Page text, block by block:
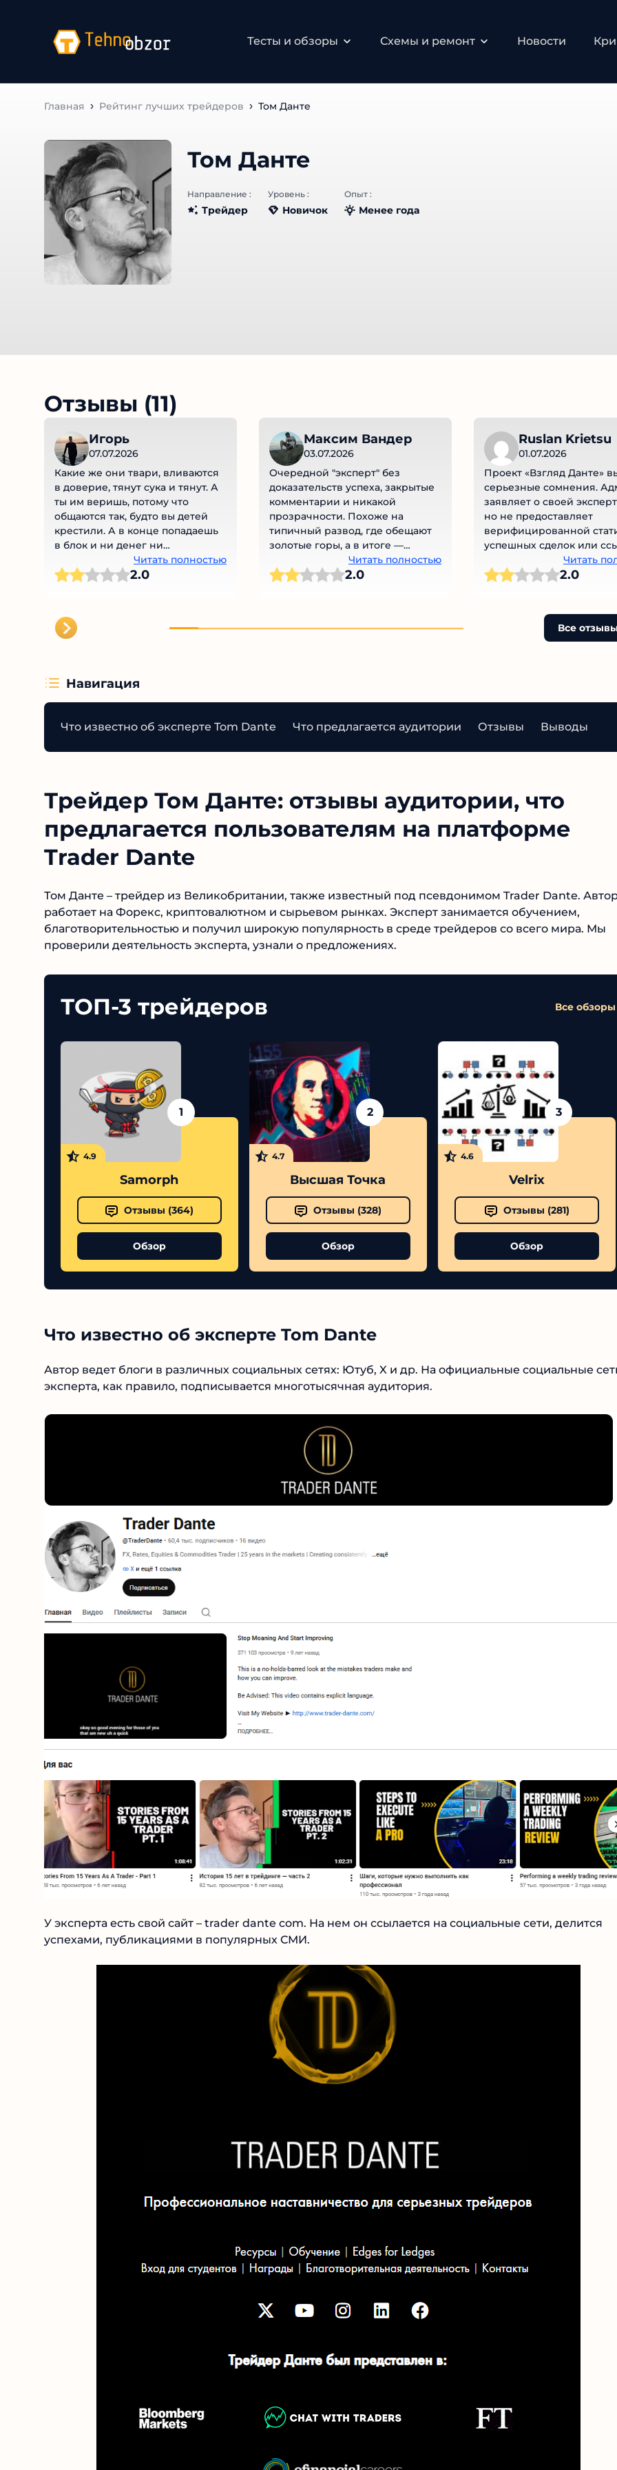
Тесты и обзоры Схемы и ремонт Новости
Главная Рейтинг лучших трейдеров Том Данте
Том Данте
Направление :
Трейдер
Уровень :
Новичок
Опыт :
Менее года
Отзывы (11)
Игорь
07.07.2026
Какие же они твари, вливаются
в доверие, тянут сука и тянут. А
ты им веришь, потому что
общаются так, будто вы детей
крестили. А в конце попадаешь
в блок и ни денег ни
вымышленного кума нет. Я прям
разочарован.
Читать полностью
2.0
Максим Вандер
03.07.2026
Очередной "эксперт" без
доказательств успеха, закрытые
комментарии и никакой
прозрачности. Похоже на
типичный развод, где обещают
золотые горы, а в итоге —
Читать полностью
2.0
Ruslan Krietsu
01.07.2026
Проект «Взгляд Данте»
серьезные сомнения.
заявляет о своей
но не предоставляет
верифицированной
успешных сделок или
портфель активов.
под публикациями
лицензии и
также негативные отзывы
подобным проектам.
Читать
2.0
Все отзывы
Навигация
Что известно об эксперте Tom Dante Что предлагается аудитории Отзывы Выводы
Трейдер Том Данте: отзывы аудитории, что
предлагается пользователям на платформе
Trader Dante
Том Данте – трейдер из Великобритании, также известный под псевдонимом Trader Dante. Автор
работает на Форекс, криптовалютном и сырьевом рынках. Эксперт занимается обучением,
благотворительностью и получил широкую популярность в среде трейдеров со всего мира. Мы
проверили деятельность эксперта, узнали о предложениях.
ТОП-3 трейдеров Все обзоры
1
4.9
Samorph
Отзывы ( 364)
Обзор
2
4.7
Высшая Точка
Отзывы ( 328)
Обзор
4.6
Velrix
Отзывы (281)
Обзор
Что известно об эксперте Tom Dante
Автор ведет блоги в различных социальных сетях: Ютуб, X и др. На официальные социальные
эксперта, как правило, подписывается многотысячная аудитория.
У эксперта есть свой сайт – trader dante com. На нем он ссылается на социальные сети, делится
успехами, публикациями в популярных СМИ.
№1 В РЕЙТИНГЕ
Samorph
Tehnoobzor
статистика и сотни довольных